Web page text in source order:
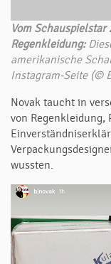
Vom
Regenkleidung:
amerikanische
Instagram-Seite (©
Novak taucht in
von Regenkleidung,
wussten.